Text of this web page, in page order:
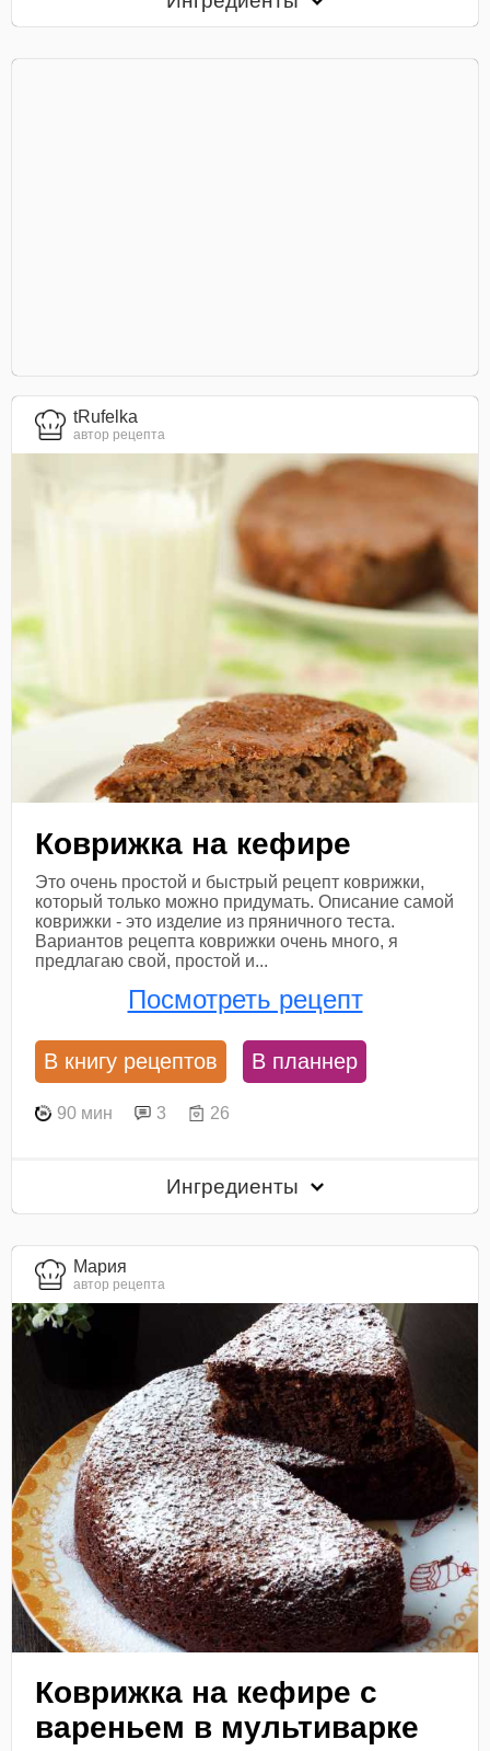
tRufelka
автор рецепта
Коврижка на кефире
Это очень простой и быстрый рецепт коврижки,
который только можно придумать. Описание самой
коврижки - это изделие из пряничного теста.
Вариантов рецепта коврижки очень много, я
предлагаю свой, простой и...
Посмотреть рецепт
В книгу рецептов В планнер
90 мин 3 26
Ингредиенты
Мария
автор рецепта
Коврижка на кефире с
вареньем в мультиварке